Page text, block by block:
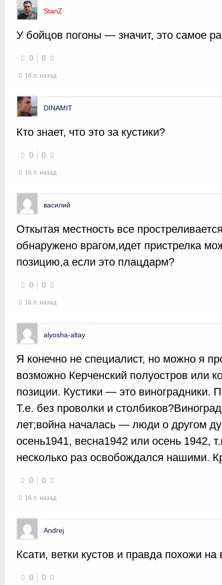
StanZ
У бойцов погоны — значит, это самое
0 0
16 л. назад
DINAMIT
Кто знает, что это за кустики?
0 0
16 л. назад
василий
Откытая местность все
обнаружено врагом,идет пристрелка
позицию,а если это плацдарм?
0 0
16 л. назад
alyosha-altay
Я конечно не специалист, но можно я
возможно Керченский полуостров или
позиции. Кустики — это виноградники.
Т.е. без проволки и
лет;война началась — люди о другом
осень1941, весна1942 или осень 1942,
несколько раз освобождался нашими.
0 0
16 л. назад
Andrej
Ксати, ветки кустов и правда похожи
0 0